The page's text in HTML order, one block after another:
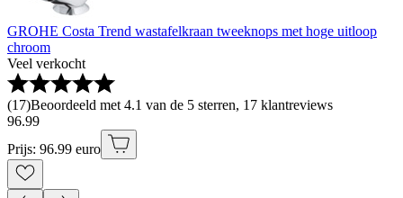
GROHE Costa Trend wastafelkraan tweeknops met hoge uitloop
chroom
Veel verkocht
(17)Beoordeeld met 4.1 van de 5 sterren, 17 klantreviews
96.99
Prijs: 96.99 euro